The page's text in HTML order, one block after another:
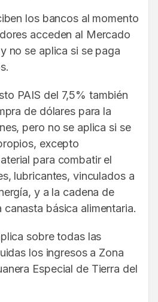
los bancos al momento
acceden al Mercado
no se aplica si se paga
PAIS del 7,5% también
de dólares para la
pero no se aplica si se
excepto
para combatir el
lubricantes, vinculados a
y a la cadena de
básica alimentaria.
sobre todas las
los ingresos a Zona
Especial de Tierra del